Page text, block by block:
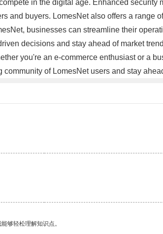
in the digital age. Enhanced
and buyers. LomesNet also offers a range
businesses can streamline their
decisions and stay ahead of market
you're an e-commerce enthusiast or a
of LomesNet users and stay
够轻松理解知识点。